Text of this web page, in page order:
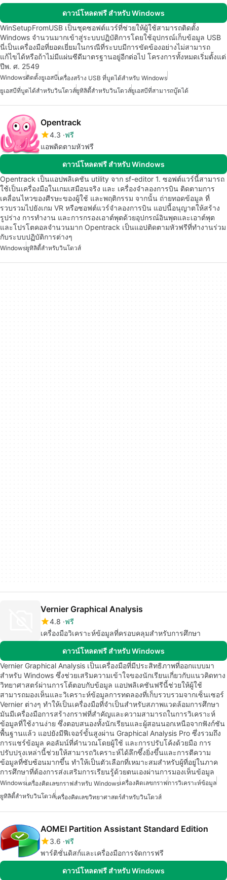
ดาวน์โหลดฟรี สำหรับ Windows
WinSetupFromUSB เป็นชุดซอฟต์แวร์ที่ช่วยให้ผู้ใช้สามารถติดตั้ง
Windows จำนวนมากเข้าสู่ระบบปฏิบัติการโดยใช้อุปกรณ์เก็บข้อมูล USB
นี่เป็นเครื่องมือที่ยอดเยี่ยมในกรณีที่ระบบมีการขัดข้องอย่างไม่สามารถ
แก้ไขได้หรือถ้าไม่มีแผ่นซีดีมาตรฐานอยู่อีกต่อไป โครงการทั้งหมดเริ่มตั้งแต่
ปีพ. ศ. 2549
Windowsติดตั้งยูเอสบีเครื่องสร้าง USB ที่บูตได้สำหรับ Windows
ยูเอสบีที่บูตได้สำหรับวินโดวส์ยูทิลิตี้สำหรับวินโดวส์ยูเอสบีที่สามารถบู๊ตได้
Opentrack
4.3 ฟรี
แอพติดตามหัวฟรี
ดาวน์โหลดฟรี สำหรับ Windows
Opentrack เป็นแอปพลิเคชัน utility จาก sf-editor 1. ซอฟต์แวร์นี้สามารถ
ใช้เป็นเครื่องมือในเกมเสมือนจริง และ เครื่องจำลองการบิน ติดตามการ
เคลื่อนไหวของศีรษะของผู้ใช้ และพฤติกรรม จากนั้น ถ่ายทอดข้อมูล ที่
รวบรวมไปยังเกม VR หรือซอฟต์แวร์จำลองการบิน แอปนี้อนุญาตให้สร้าง
รูปร่าง การทำงาน และการกรองเอาต์พุตด้วยอุปกรณ์อินพุตและเอาต์พุต
และโปรโตคอลจำนวนมาก Opentrack เป็นแอปติดตามหัวฟรีที่ทำงานร่วม
กับระบบปฏิบัติการต่างๆ
Windowsยูทิลิตี้สำหรับวินโดวส์
Vernier Graphical Analysis
4.8 ฟรี
เครื่องมือวิเคราะห์ข้อมูลที่ครอบคลุมสำหรับการศึกษา
ดาวน์โหลดฟรี สำหรับ Windows
Vernier Graphical Analysis เป็นเครื่องมือที่มีประสิทธิภาพที่ออกแบบมา
สำหรับ Windows ซึ่งช่วยเสริมความเข้าใจของนักเรียนเกี่ยวกับแนวคิดทาง
วิทยาศาสตร์ผ่านการโต้ตอบกับข้อมูล แอปพลิเคชันฟรีนี้ช่วยให้ผู้ใช้
สามารถมองเห็นและวิเคราะห์ข้อมูลการทดลองที่เก็บรวบรวมจากเซ็นเซอร์
Vernier ต่างๆ ทำให้เป็นเครื่องมือที่จำเป็นสำหรับสภาพแวดล้อมการศึกษา
มันมีเครื่องมือการสร้างกราฟที่สำคัญและความสามารถในการวิเคราะห์
ข้อมูลที่ใช้งานง่าย ซึ่งตอบสนองทั้งนักเรียนและผู้สอนนอกเหนือจากฟังก์ชัน
พื้นฐานแล้ว แอปยังมีฟีเจอร์ขั้นสูงผ่าน Graphical Analysis Pro ซึ่งรวมถึง
การแชร์ข้อมูล คอลัมน์ที่คำนวณโดยผู้ใช้ และการปรับโค้งด้วยมือ การ
ปรับปรุงเหล่านี้ช่วยให้สามารถวิเคราะห์ได้ลึกซึ้งยิ่งขึ้นและการตีความ
ข้อมูลที่ซับซ้อนมากขึ้น ทำให้เป็นตัวเลือกที่เหมาะสมสำหรับผู้ที่อยู่ในภาค
การศึกษาที่ต้องการส่งเสริมการเรียนรู้ด้วยตนเองผ่านการมองเห็นข้อมูล
Windowsเครื่องคิดเลขกราฟสำหรับ Windowsเครื่องคิดเลขกราฟการวิเคราะห์ข้อมูล
ยูทิลิตี้สำหรับวินโดวส์เครื่องคิดเลขวิทยาศาสตร์สำหรับวินโดวส์
AOMEI Partition Assistant Standard Edition
3.6 ฟรี
พาร์ติชั่นดิสก์และเครื่องมือการจัดการฟรี
ดาวน์โหลดฟรี สำหรับ Windows